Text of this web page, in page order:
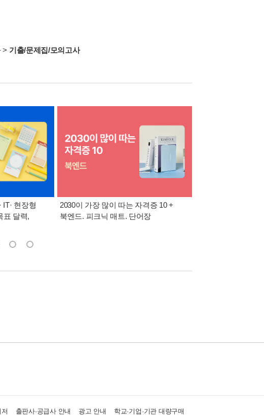
> 기출/문제집/모의고사
IT· 현장형
표 달력,
2030이 가장 많이 따는 자격증 10 +
북엔드. 피크닉 매트. 단어장
출판사·공급사 안내 광고 안내 학교·기업·기관 대량구매